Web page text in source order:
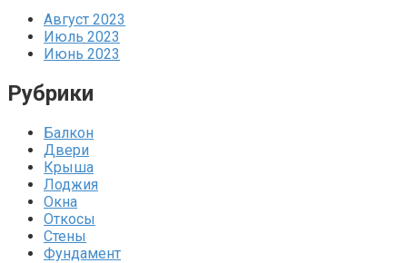
Август 2023
Июль 2023
Июнь 2023
Рубрики
Балкон
Двери
Крыша
Лоджия
Окна
Откосы
Стены
Фундамент